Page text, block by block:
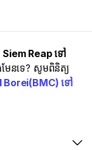
Siem Reap ទៅ
មែនទេ? សូមពិនិត្យ
Borei(BMC) ទៅ